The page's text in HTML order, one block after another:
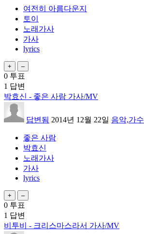
여전히 아름다운지
토이
노래가사
가사
lyrics
0 투표
1 답변
박효신 - 좋은 사람 가사/MV
답변됨 2014년 12월 22일 음악,가수
좋은 사람
박효신
노래가사
가사
lyrics
0 투표
1 답변
비투비 - 크리스마스라서 가사/MV